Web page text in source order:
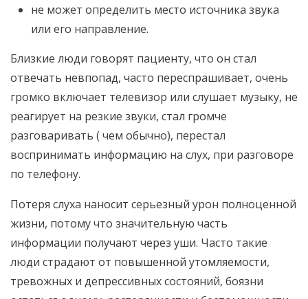
не может определить место источника звука
или его направление.
Близкие люди говорят пациенту, что он стал
отвечать невпопад, часто переспрашивает, очень
громко включает телевизор или слушает музыку, не
реагирует на резкие звуки, стал громче
разговаривать ( чем обычно), перестал
воспринимать информацию на слух, при разговоре
по телефону.
Потеря слуха наносит серьезный урон полноценной
жизни, потому что значительную часть
информации получают через уши. Часто такие
люди страдают от повышенной утомляемости,
тревожных и депрессивных состояний, боязни